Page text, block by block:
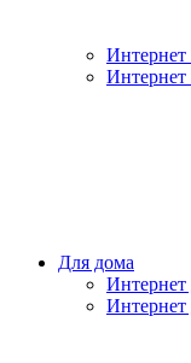
Интернет
Для дома
Интернет
Интернет